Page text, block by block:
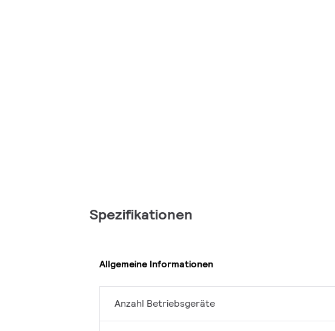
Spezifikationen
Allgemeine Informationen
Anzahl Betriebsgeräte